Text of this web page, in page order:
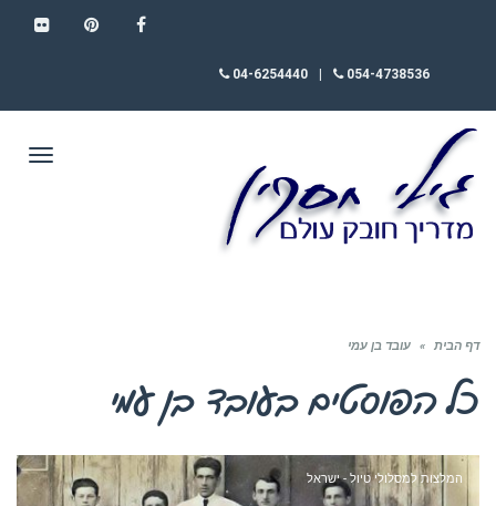
054-4738536
04-6254440
דף הבית » עובד בן עמי
כל הפוסטים בעובד בן עמי
המלצות למסלולי טיול - ישראל